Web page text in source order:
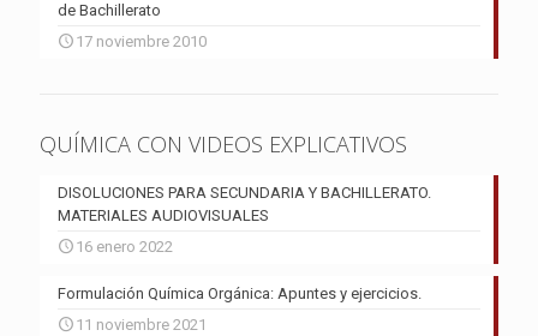
de Bachillerato
17 noviembre 2010
QUÍMICA CON VIDEOS EXPLICATIVOS
DISOLUCIONES PARA SECUNDARIA Y BACHILLERATO.
MATERIALES AUDIOVISUALES
16 enero 2022
Formulación Química Orgánica: Apuntes y ejercicios.
11 noviembre 2021